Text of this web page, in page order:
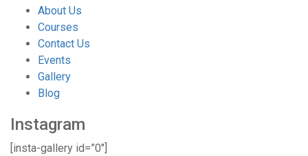
About Us
Courses
Contact Us
Events
Gallery
Blog
Instagram
[insta-gallery id=”0″]